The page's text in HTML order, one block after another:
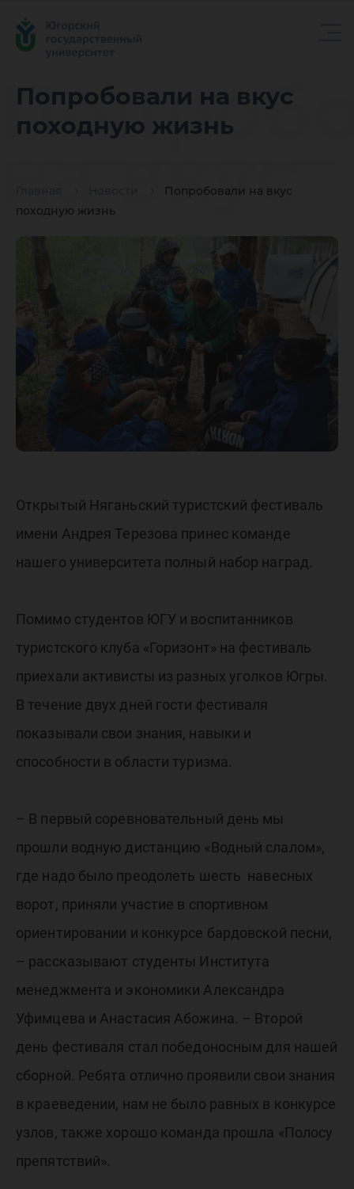
Попробовали на вкус
походную жизнь
Попробовали на вкус
походную жизнь
на вкус
жизнь
Открытый Няганьский туристский фестиваль
имени Андрея Терезова принес команде
нашего университета полный набор наград.
Помимо студентов ЮГУ и воспитанников
туристского клуба «Горизонт» на фестиваль
приехали активисты из разных уголков Югры.
В течение двух дней гости фестиваля
показывали свои знания, навыки и
способности в области туризма.
– В первый соревновательный день мы
прошли водную дистанцию «Водный слалом»,
где надо было преодолеть шесть навесных
ворот, приняли участие в спортивном
ориентировании и конкурсе бардовской песни,
– рассказывают студенты Института
менеджмента и экономики Александра
Уфимцева и Анастасия Абожина. – Второй
день фестиваля стал победоносным для нашей
сборной. Ребята отлично проявили свои знания
в краеведении, нам не было равных в конкурсе
узлов, также хорошо команда прошла «Полосу
препятствий».